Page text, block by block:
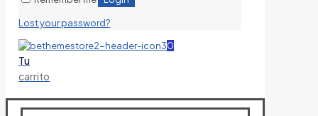
Lost your password?
0
Tu
carrito